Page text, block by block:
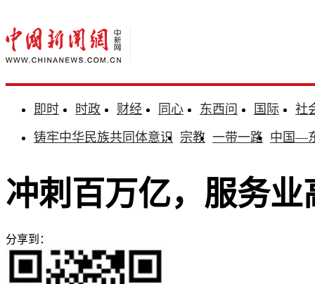
即时 时政 财经 同心 东西问 国际
社
铸牢中华民族共同体意识 宗教 一带一路 中国—
冲刺百万亿，服务
分享到：